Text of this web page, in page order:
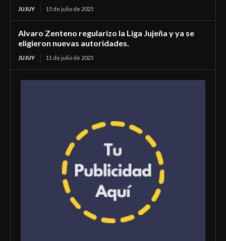
JUJUY 15 de julio de 2025
Alvaro Zenteno regularizo la Liga Jujeña y ya se
eligieron nuevas autoridades.
JUJUY 11 de julio de 2025